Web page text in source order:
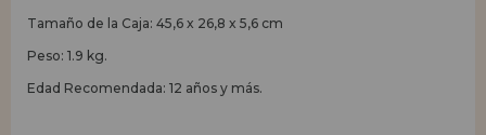
Tamaño de la Caja: 45,6 x 26,8 x 5,6 cm
Peso: 1.9 kg.
Edad Recomendada: 12 años y más.